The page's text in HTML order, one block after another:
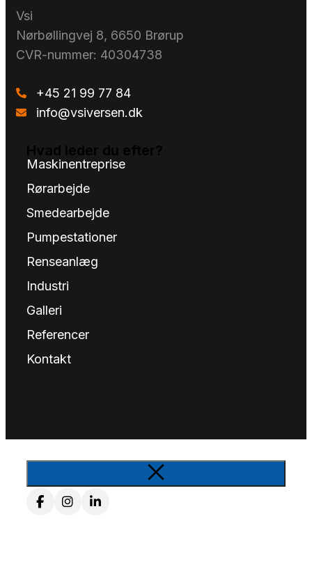
Vsi
Nørbøllingvej 8, 6650 Brørup
CVR-nummer: 40304738
+45 21 99 77 84
info@vsiversen.dk
Hvad leder du efter?
Maskinentreprise
Rørarbejde
Smedearbejde​
Pumpestationer
Renseanlæg
Industri
Galleri
Referencer
Kontakt